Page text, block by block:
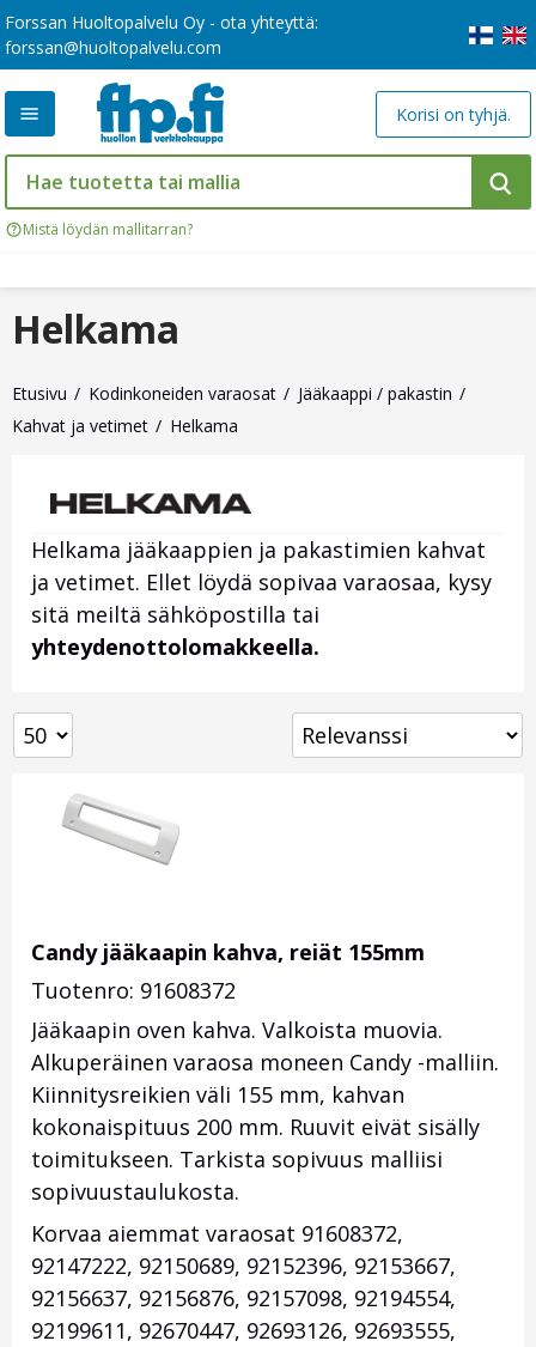
Forssan Huoltopalvelu Oy - ota yhteyttä:
forssan@huoltopalvelu.com
Mistä löydän mallitarran?
Korisi on tyhjä.
Etusivu Kodinkoneiden varaosat
Jääkaappi / pakastin
Kahvat ja vetimet
Helkama
Helkama
Helkama jääkaappien ja pakastimien kahvat
ja vetimet. Ellet löydä sopivaa varaosaa, kysy
sitä meiltä sähköpostilla tai
yhteydenottolomakkeella.
Candy jääkaapin kahva, reiät 155mm
Tuotenro: 91608372
Jääkaapin oven kahva. Valkoista muovia.
Alkuperäinen varaosa moneen Candy -malliin.
Kiinnitysreikien väli 155 mm, kahvan
kokonaispituus 200 mm. Ruuvit eivät sisälly
toimitukseen. Tarkista sopivuus malliisi
sopivuustaulukosta.
Korvaa aiemmat varaosat 91608372,
92147222, 92150689, 92152396, 92153667,
92156637, 92156876, 92157098, 92194554,
92199611, 92670447, 92693126, 92693555,